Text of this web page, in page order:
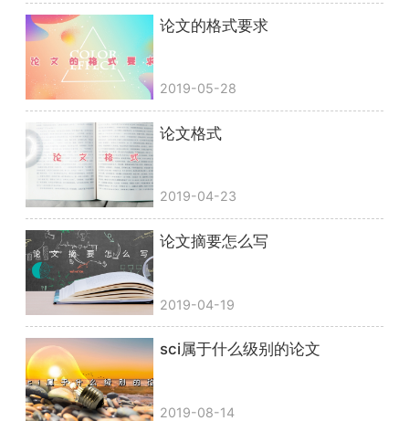
论文的格式要求
2019-05-28
论文格式
2019-04-23
论文摘要怎么写
2019-04-19
sci属于什么级别的论文
2019-08-14